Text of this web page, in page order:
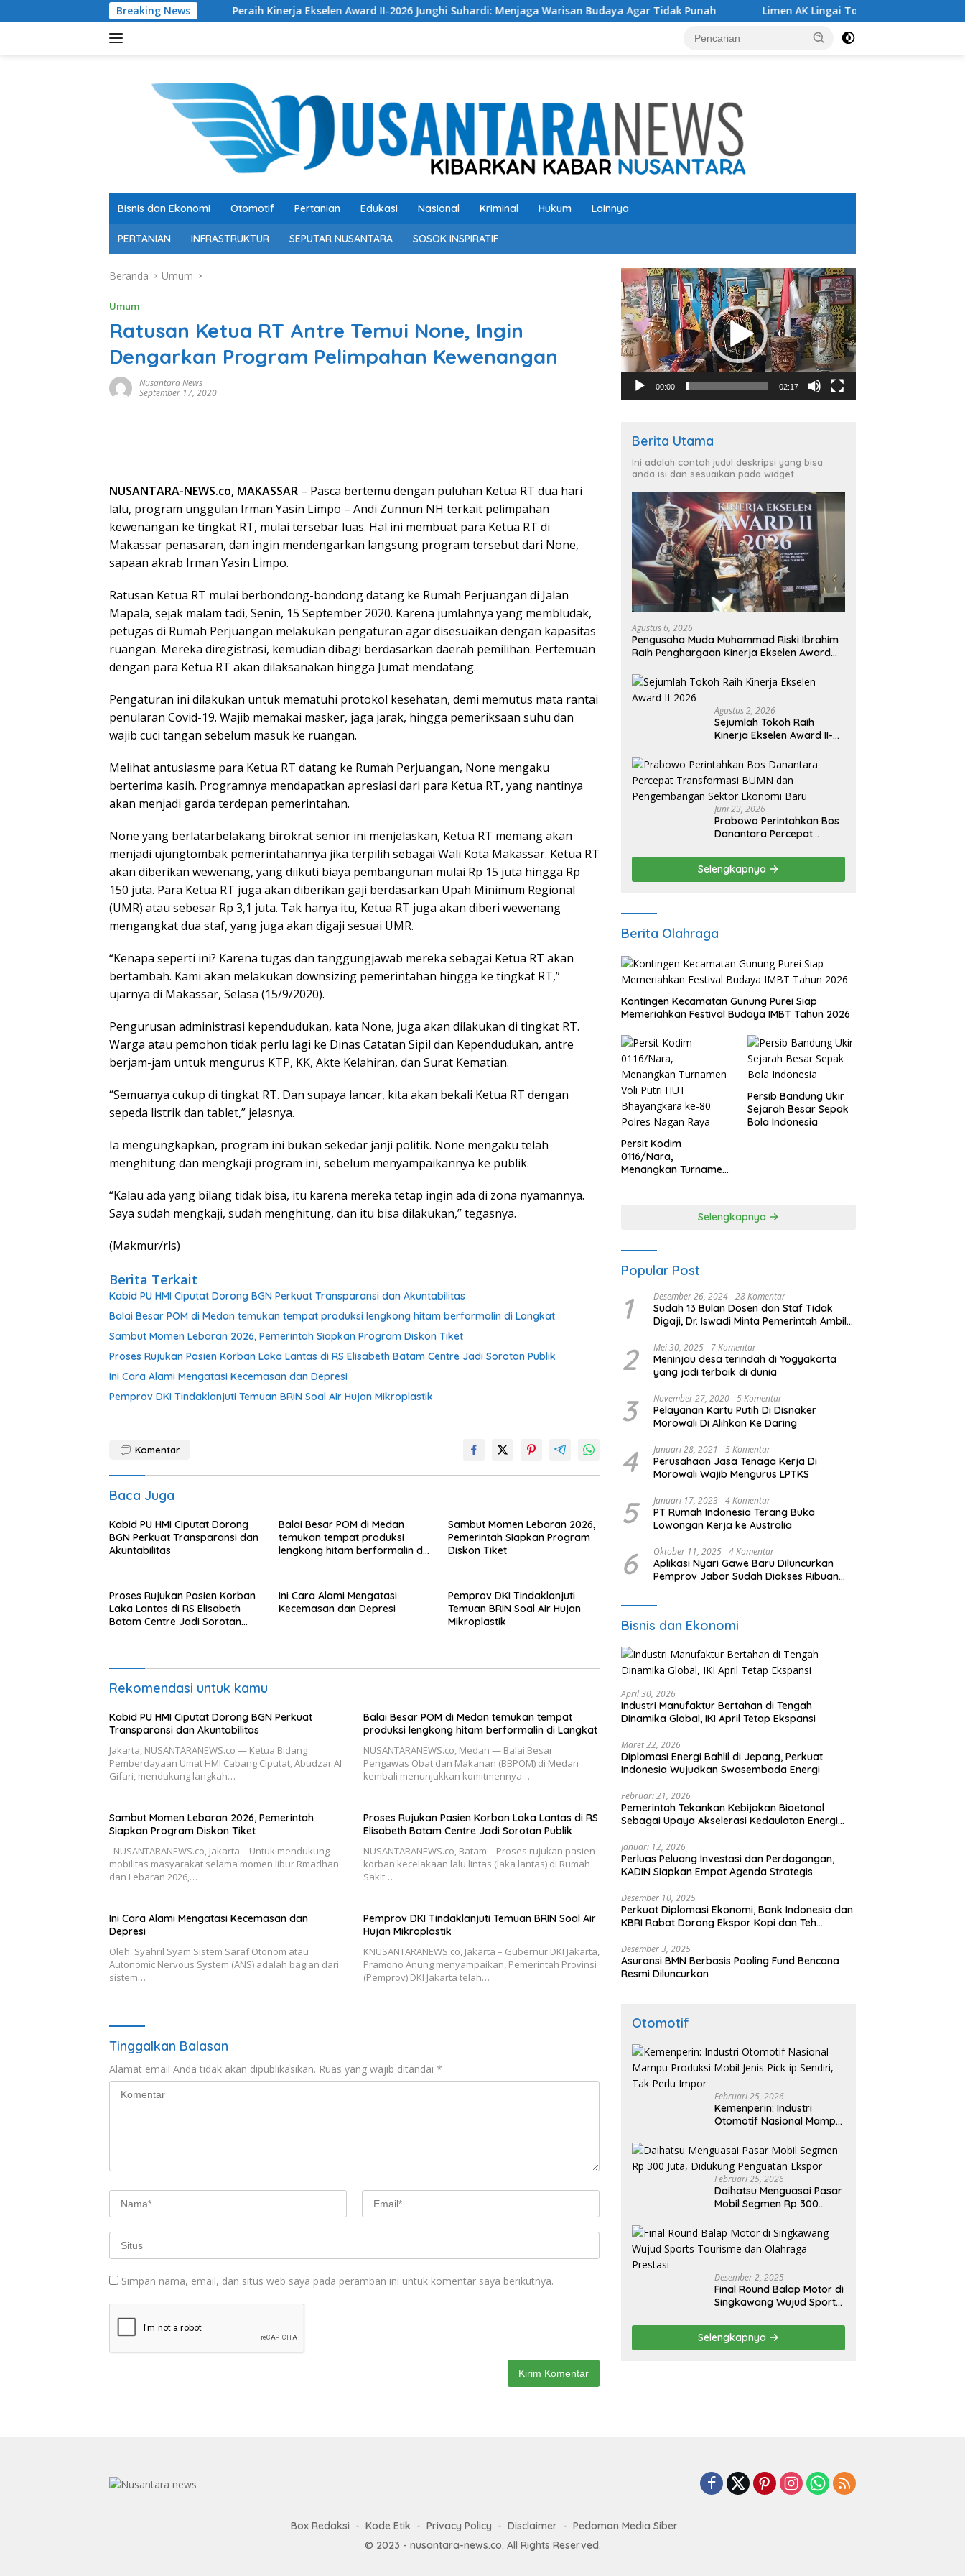
ke
Breaking News
Peraih Kinerja Ekselen Award II-2026 Junghi Suhardi: Menjaga Warisan Budaya Agar Tidak Punah Limen AK Lingai Tokoh Budaya Dayak Bidayuh Raih Kinerja
Bisnis dan Ekonomi Otomotif Pertanian Edukasi Nasional Kriminal Hukum Lainnya
PERTANIAN INFRASTRUKTUR SEPUTAR NUSANTARA SOSOK INSPIRATIF
Beranda Umum
Umum
Ratusan Ketua RT Antre Temui None, Ingin
Dengarkan Program Pelimpahan Kewenangan
Nusantara News
September 17, 2020
NUSANTARA-NEWS.co, MAKASSAR – Pasca bertemu dengan puluhan Ketua RT dua hari
lalu, program unggulan Irman Yasin Limpo – Andi Zunnun NH terkait pelimpahan
kewenangan ke tingkat RT, mulai tersebar luas. Hal ini membuat para Ketua RT di
Makassar penasaran, dan ingin mendengarkan langsung program tersebut dari None,
sapaan akrab Irman Yasin Limpo.
Ratusan Ketua RT mulai berbondong-bondong datang ke Rumah Perjuangan di Jalan
Mapala, sejak malam tadi, Senin, 15 September 2020. Karena jumlahnya yang membludak,
petugas di Rumah Perjuangan melakukan pengaturan agar disesuaikan dengan kapasitas
ruangan. Mereka diregistrasi, kemudian dibagi berdasarkan daerah pemilihan. Pertemuan
dengan para Ketua RT akan dilaksanakan hingga Jumat mendatang.
Pengaturan ini dilakukan untuk mematuhi protokol kesehatan, demi memutus mata rantai
penularan Covid-19. Wajib memakai masker, jaga jarak, hingga pemeriksaan suhu dan
wajib cuci tangan sebelum masuk ke ruangan.
Melihat antusiasme para Ketua RT datang ke Rumah Perjuangan, None mengaku
berterima kasih. Programnya mendapatkan apresiasi dari para Ketua RT, yang nantinya
akan menjadi garda terdepan pemerintahan.
None yang berlatarbelakang birokrat senior ini menjelaskan, Ketua RT memang akan
menjadi ujungtombak pemerintahannya jika terpilih sebagai Wali Kota Makassar. Ketua RT
akan diberikan wewenang, yang diikuti biaya pembangunan mulai Rp 15 juta hingga Rp
150 juta. Para Ketua RT juga akan diberikan gaji berdasarkan Upah Minimum Regional
(UMR) atau sebesar Rp 3,1 juta. Tak hanya itu, Ketua RT juga akan diberi wewenang
mengangkat dua staf, yang juga akan digaji sesuai UMR.
“Kenapa seperti ini? Karena tugas dan tanggungjawab mereka sebagai Ketua RT akan
bertambah. Kami akan melakukan downsizing pemerintahan hingga ke tingkat RT,”
ujarnya di Makassar, Selasa (15/9/2020).
Pengurusan administrasi kependudukan, kata None, juga akan dilakukan di tingkat RT.
Warga atau pemohon tidak perlu lagi ke Dinas Catatan Sipil dan Kependudukan, antre
berjam-jam untuk mengurus KTP, KK, Akte Kelahiran, dan Surat Kematian.
“Semuanya cukup di tingkat RT. Dan supaya lancar, kita akan bekali Ketua RT dengan
sepeda listrik dan tablet,” jelasnya.
Ia mengungkapkan, program ini bukan sekedar janji politik. None mengaku telah
menghitung dan mengkaji program ini, sebelum menyampaikannya ke publik.
“Kalau ada yang bilang tidak bisa, itu karena mereka tetap ingin ada di zona nyamannya.
Saya sudah mengkaji, sudah menghitung, dan itu bisa dilakukan,” tegasnya.
(Makmur/rls)
Berita Terkait
Kabid PU HMI Ciputat Dorong BGN Perkuat Transparansi dan Akuntabilitas
Balai Besar POM di Medan temukan tempat produksi lengkong hitam berformalin di Langkat
Sambut Momen Lebaran 2026, Pemerintah Siapkan Program Diskon Tiket
Proses Rujukan Pasien Korban Laka Lantas di RS Elisabeth Batam Centre Jadi Sorotan Publik
Ini Cara Alami Mengatasi Kecemasan dan Depresi
Pemprov DKI Tindaklanjuti Temuan BRIN Soal Air Hujan Mikroplastik
Komentar
Baca Juga
Kabid PU HMI Ciputat Dorong
BGN Perkuat Transparansi dan
Akuntabilitas
Balai Besar POM di Medan
temukan tempat produksi
lengkong hitam berformalin di
Sambut Momen Lebaran 2026,
Pemerintah Siapkan Program
Diskon Tiket
Proses Rujukan Pasien Korban
Laka Lantas di RS Elisabeth
Batam Centre Jadi Sorotan
Ini Cara Alami Mengatasi
Kecemasan dan Depresi
Pemprov DKI Tindaklanjuti
Temuan BRIN Soal Air Hujan
Mikroplastik
Rekomendasi untuk kamu
Kabid PU HMI Ciputat Dorong BGN Perkuat
Transparansi dan Akuntabilitas
Jakarta, NUSANTARANEWS.co — Ketua Bidang
Pemberdayaan Umat HMI Cabang Ciputat, Abudzar Al
Gifari, mendukung langkah…
Balai Besar POM di Medan temukan tempat
produksi lengkong hitam berformalin di Langkat
NUSANTARANEWS.co, Medan — Balai Besar
Pengawas Obat dan Makanan (BBPOM) di Medan
kembali menunjukkan komitmennya…
Sambut Momen Lebaran 2026, Pemerintah
Siapkan Program Diskon Tiket
NUSANTARANEWS.co, Jakarta – Untuk mendukung
mobilitas masyarakat selama momen libur Rmadhan
dan Lebaran 2026,…
Proses Rujukan Pasien Korban Laka Lantas di RS
Elisabeth Batam Centre Jadi Sorotan Publik
NUSANTARANEWS.co, Batam – Proses rujukan pasien
korban kecelakaan lalu lintas (laka lantas) di Rumah
Sakit…
Ini Cara Alami Mengatasi Kecemasan dan
Depresi
Oleh: Syahril Syam Sistem Saraf Otonom atau
Autonomic Nervous System (ANS) adalah bagian dari
sistem…
Pemprov DKI Tindaklanjuti Temuan BRIN Soal Air
Hujan Mikroplastik
KNUSANTARANEWS.co, Jakarta – Gubernur DKI Jakarta,
Pramono Anung menyampaikan, Pemerintah Provinsi
(Pemprov) DKI Jakarta telah…
Tinggalkan Balasan
Alamat email Anda tidak akan dipublikasikan. Ruas yang wajib ditandai *
Simpan nama, email, dan situs web saya pada peramban ini untuk komentar saya berikutnya.
Pemutar
Video
00:00 02:17
Berita Utama
Ini adalah contoh judul deskripsi yang bisa
anda isi dan sesuaikan pada widget
Agustus 6, 2026
Pengusaha Muda Muhammad Riski Ibrahim
Raih Penghargaan Kinerja Ekselen Award
Agustus 2, 2026
Sejumlah Tokoh Raih
Kinerja Ekselen Award II-
Juni 23, 2026
Prabowo Perintahkan Bos
Danantara Percepat
Pengembangan Sektor
Ekonomi Baru
Selengkapnya
Berita Olahraga
Kontingen Kecamatan Gunung Purei Siap
Memeriahkan Festival Budaya IMBT Tahun 2026
Persit Kodim
0116/Nara,
Menangkan Turnamen
Persib Bandung Ukir
Sejarah Besar Sepak
Bola Indonesia
Selengkapnya
Popular Post
1 Desember 26, 2024 28 Komentar
Sudah 13 Bulan Dosen dan Staf Tidak
Digaji, Dr. Iswadi Minta Pemerintah Ambil
2 Mei 30, 2025 7 Komentar
Meninjau desa terindah di Yogyakarta
yang jadi terbaik di dunia
3 November 27, 2020 5 Komentar
Pelayanan Kartu Putih Di Disnaker
Morowali Di Alihkan Ke Daring
4 Januari 28, 2021 5 Komentar
Perusahaan Jasa Tenaga Kerja Di
Morowali Wajib Mengurus LPTKS
5 Januari 17, 2023 4 Komentar
PT Rumah Indonesia Terang Buka
Lowongan Kerja ke Australia
6 Oktober 11, 2025 4 Komentar
Aplikasi Nyari Gawe Baru Diluncurkan
Pemprov Jabar Sudah Diakses Ribuan
Bisnis dan Ekonomi
April 30, 2026
Industri Manufaktur Bertahan di Tengah
Dinamika Global, IKI April Tetap Ekspansi
Maret 22, 2026
Diplomasi Energi Bahlil di Jepang, Perkuat
Indonesia Wujudkan Swasembada Energi
Februari 21, 2026
Pemerintah Tekankan Kebijakan Bioetanol
Sebagai Upaya Akselerasi Kedaulatan Energi
Januari 12, 2026
Perluas Peluang Investasi dan Perdagangan,
KADIN Siapkan Empat Agenda Strategis
Desember 10, 2025
Perkuat Diplomasi Ekonomi, Bank Indonesia dan
KBRI Rabat Dorong Ekspor Kopi dan Teh
Desember 3, 2025
Asuransi BMN Berbasis Pooling Fund Bencana
Resmi Diluncurkan
Otomotif
Februari 25, 2026
Kemenperin: Industri
Otomotif Nasional Mampu
ip Sendiri, Tak Perlu Impor
Februari 25, 2026
Daihatsu Menguasai Pasar
Mobil Segmen Rp 300
Ekspor
Desember 2, 2025
Final Round Balap Motor di
Singkawang Wujud Sports
Prestasi
Selengkapnya
Box Redaksi Kode Etik Privacy Policy Disclaimer
Pedoman Media Siber
© 2023 - nusantara-news.co. All Rights Reserved.